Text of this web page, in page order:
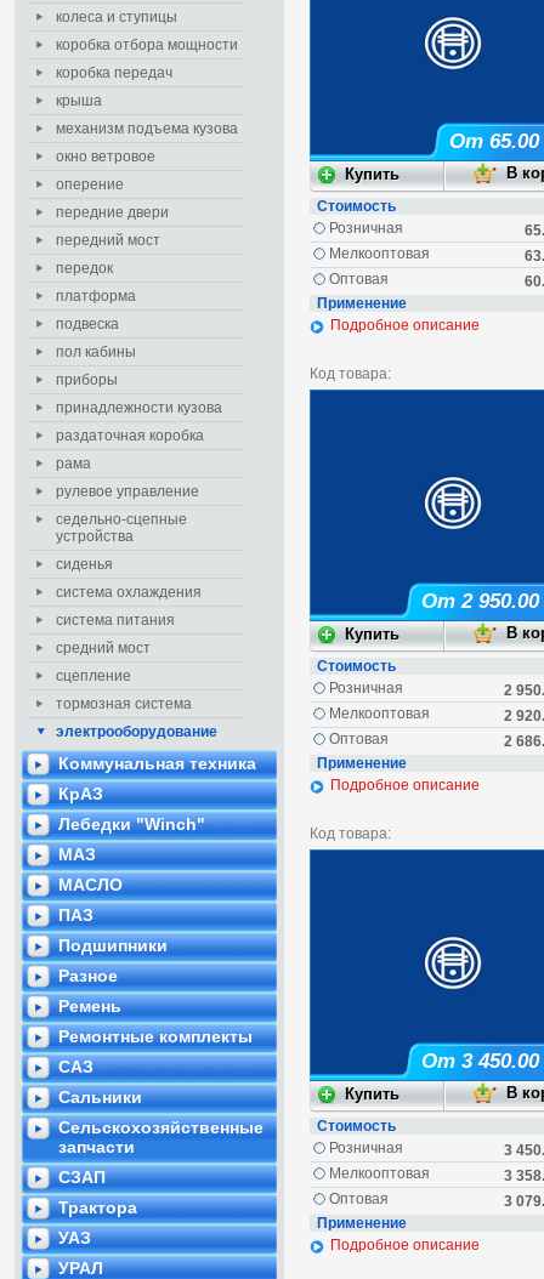
колеса и ступицы
коробка отбора мощности
коробка передач
крыша
механизм подъема кузова
окно ветровое
оперение
передние двери
передний мост
передок
платформа
подвеска
пол кабины
приборы
принадлежности кузова
раздаточная коробка
рама
рулевое управление
седельно-сцепные
устройства
сиденья
система охлаждения
система питания
средний мост
сцепление
тормозная система
электрооборудование
Коммунальная техника
КрАЗ
Лебедки "Winch"
МАЗ
МАСЛО
ПАЗ
Подшипники
Разное
Ремень
Ремонтные комплекты
САЗ
Сальники
Сельскохозяйственные
запчасти
СЗАП
Трактора
УАЗ
УРАЛ
От 65.00
Стоимость
Розничная
Мелкооптовая
Оптовая
Применение
Подробное описание
Код товара:
От 2 950.00
Стоимость
2
Розничная
2
Мелкооптовая
2
Оптовая
Применение
Подробное описание
Код товара:
От 3 450.00
Стоимость
3
Розничная
3
Мелкооптовая
3
Оптовая
Применение
Подробное описание